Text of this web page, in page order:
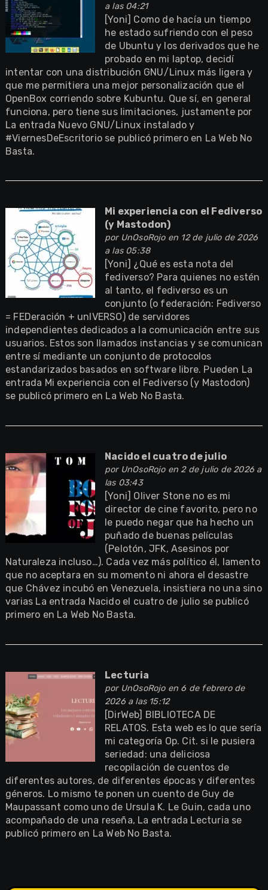
a las 04:21
[Yoni] Como de hacía un tiempo
he estado sufriendo con el peso
de Ubuntu y los derivados que he
probado en mi laptop, decidí
intentar con una distribución GNU/Linux más ligera y
que me permitiera una mejor personalización que el
OpenBox corriendo sobre Kubuntu. Que sí, en general
funciona, pero tiene sus limitaciones, justamente por
La entrada Nuevo GNU/Linux instalado y
#ViernesDeEscritorio se publicó primero en La Web No
Basta.
Mi experiencia con el Fediverso
(y Mastodon)
por UnOsoRojoen 12 de julio de 2026
a las 05:38
[Yoni] ¿Qué es esta nota del
fediverso? Para quienes no estén
al tanto, el fediverso es un
conjunto (o federación: Fediverso
= FEDeración + unIVERSO) de servidores
independientes dedicados a la comunicación entre sus
usuarios. Estos son llamados instancias y se comunican
entre sí mediante un conjunto de protocolos
estandarizados basados en software libre. Pueden La
entrada Mi experiencia con el Fediverso (y Mastodon)
se publicó primero en La Web No Basta.
Nacido el cuatro de julio
por UnOsoRojoen 2 de julio de 2026 a
las 03:43
[Yoni] Oliver Stone no es mi
director de cine favorito, pero no
le puedo negar que ha hecho un
puñado de buenas películas
(Pelotón, JFK, Asesinos por
Naturaleza incluso…). Cada vez más político él, lamento
que no aceptara en su momento ni ahora el desastre
que Chávez incubó en Venezuela, insistiera no una sino
varias La entrada Nacido el cuatro de julio se publicó
primero en La Web No Basta.
Lecturia
por UnOsoRojoen 6 de febrero de
2026 a las 15:12
[DirWeb] BIBLIOTECA DE
RELATOS. Esta web es lo que sería
mi categoría Op. Cit. si le pusiera
seriedad: una deliciosa
recopilación de cuentos de
diferentes autores, de diferentes épocas y diferentes
géneros. Lo mismo te ponen un cuento de Guy de
Maupassant como uno de Ursula K. Le Guin, cada uno
acompañado de una reseña, La entrada Lecturia se
publicó primero en La Web No Basta.